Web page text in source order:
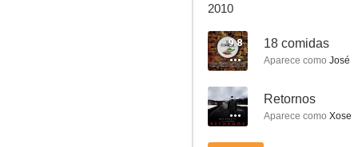
2010
9.8 18 comidas
Aparece como José
-- Retornos
Aparece como Xose